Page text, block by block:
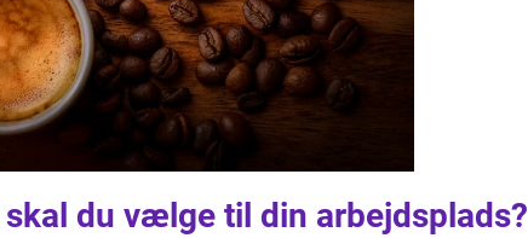
du vælge til din arbejdsplads?